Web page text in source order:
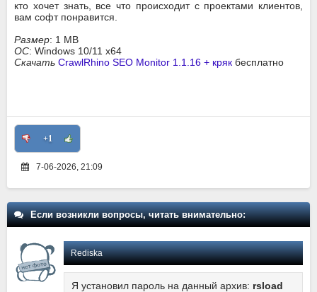
кто хочет знать, все что происходит с проектами клиентов,
вам софт понравится.
Размер: 1 MB
ОС: Windows 10/11 x64
Скачать CrawlRhino SEO Monitor 1.1.16 + кряк бесплатно
+1
7-06-2026, 21:09
Если возникли вопросы, читать внимательно:
Rediska
Я установил пароль на данный архив: rsload